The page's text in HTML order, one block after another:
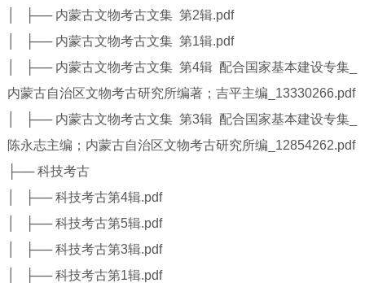
│ ├── 内蒙古文物考古文集 第2辑.pdf
│ ├── 内蒙古文物考古文集 第1辑.pdf
│ ├── 内蒙古文物考古文集 第4辑 配合国家基本建设专集_
内蒙古自治区文物考古研究所编著；吉平主编_13330266.pdf
│ ├── 内蒙古文物考古文集 第3辑 配合国家基本建设专集_
陈永志主编；内蒙古自治区文物考古研究所编_12854262.pdf
├── 科技考古
│ ├── 科技考古第4辑.pdf
│ ├── 科技考古第5辑.pdf
│ ├── 科技考古第3辑.pdf
│ ├── 科技考古第1辑.pdf